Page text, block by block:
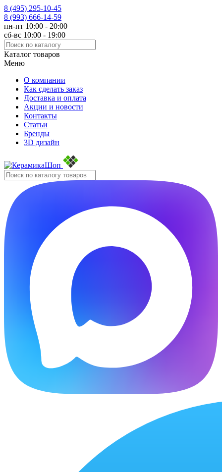
8 (495) 295-10-45
8 (993) 666-14-59
пн-пт 10:00 - 20:00
сб-вс 10:00 - 19:00
Каталог товаров
Меню
О компании
Как сделать заказ
Доставка и оплата
Акции и новости
Контакты
Статьи
Бренды
3D дизайн